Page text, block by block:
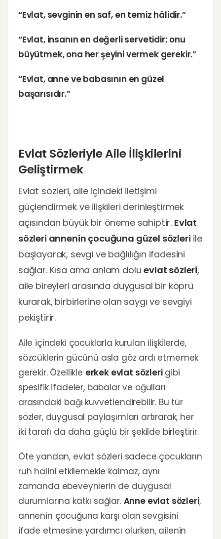
“Evlat, sevginin en saf, en temiz hâlidir.”
“Evlat, insanın en değerli servetidir; onu
büyütmek, ona her şeyini vermek gerekir.”
“Evlat, anne ve babasının en güzel
başarısıdır.”
Evlat Sözleriyle Aile İlişkilerini
Geliştirmek
Evlat sözleri, aile içindeki iletişimi
güçlendirmek ve ilişkileri derinleştirmek
açısından büyük bir öneme sahiptir. Evlat
sözleri annenin çocuğuna güzel sözleri ile
başlayarak, sevgi ve bağlılığın ifadesini
sağlar. Kısa ama anlam doluevlat sözleri,
aile bireyleri arasında duygusal bir köprü
kurarak, birbirlerine olan saygı ve sevgiyi
pekiştirir.
Aile içindeki çocuklarla kurulan ilişkilerde,
sözcüklerin gücünü asla göz ardı etmemek
gerekir. Özellikle erkek evlat sözlerigibi
spesifik ifadeler, babalar ve oğulları
arasındaki bağı kuvvetlendirebilir. Bu tür
sözler, duygusal paylaşımları artırarak, her
iki tarafı da daha güçlü bir şekilde birleştirir.
Öte yandan, evlat sözleri sadece çocukların
ruh halini etkilemekle kalmaz, aynı
zamanda ebeveynlerin de duygusal
durumlarına katkı sağlar. Anne evlat sözleri,
annenin çocuğuna karşı olan sevgisini
ifade etmesine yardımcı olurken, ailenin